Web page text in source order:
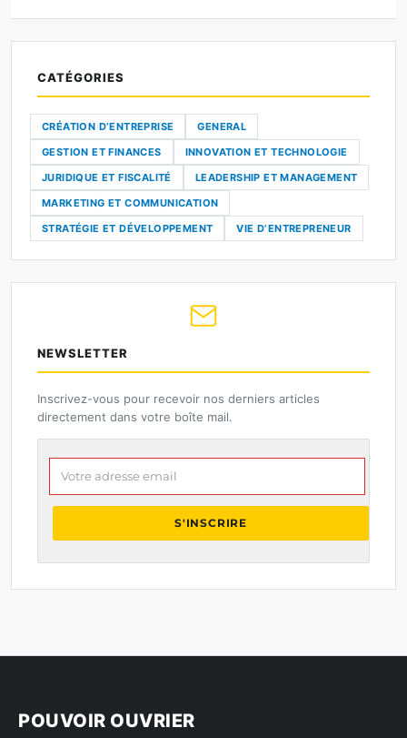
CATÉGORIES
CRÉATION D’ENTREPRISE
GENERAL
GESTION ET FINANCES
INNOVATION ET TECHNOLOGIE
JURIDIQUE ET FISCALITÉ
LEADERSHIP ET MANAGEMENT
MARKETING ET COMMUNICATION
STRATÉGIE ET DÉVELOPPEMENT
VIE D’ENTREPRENEUR
NEWSLETTER
Inscrivez-vous pour recevoir nos derniers articles
directement dans votre boîte mail.
Votre adresse email
S'INSCRIRE
POUVOIR OUVRIER